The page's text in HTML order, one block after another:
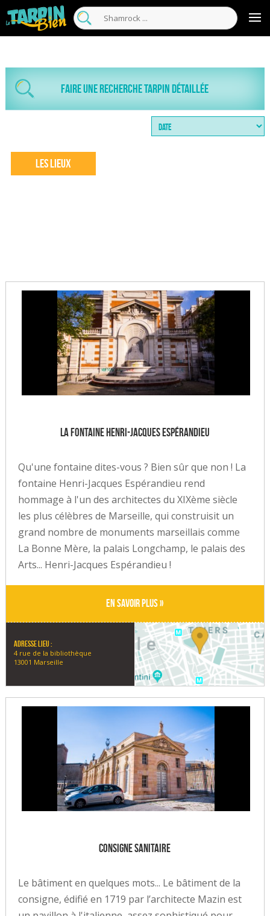
Faire une recherche tarpin détaillée
Les Lieux
La fontaine Henri-Jacques Espérandieu
Qu'une fontaine dites-vous ? Bien sûr que non ! La
fontaine Henri-Jacques Espérandieu rend
hommage à l'un des architectes du XIXème siècle
les plus célèbres de Marseille, qui construisit un
grand nombre de monuments marseillais comme
La Bonne Mère, la palais Longchamp, le palais des
Arts... Henri-Jacques Espérandieu !
En savoir plus »
Adresse lieu :
4 rue de la bibliothèque
13001 Marseille
Consigne Sanitaire
Le bâtiment en quelques mots... Le bâtiment de la
consigne, édifié en 1719 par l’architecte Mazin est